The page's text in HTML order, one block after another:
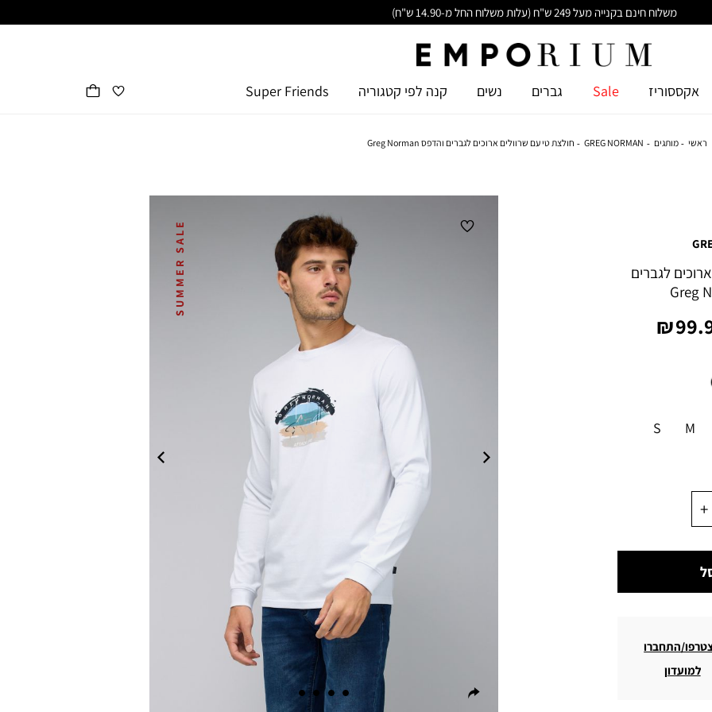
משלוח חינם בקנייה מעל 249 ש"ח (עלות משלוח החל מ-14.90 ש"ח)
אקססוריז Sale גברים נשים קנה לפי קטגוריה Super Friends
ראשי מותגים GREG NORMAN חולצת טי עם שרוולים ארוכים לגברים והדפס Greg Norman
SUMMER SALE
לגברים
S M
התחברו
למועדון